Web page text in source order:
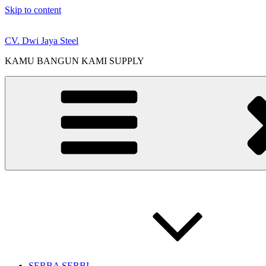
Skip to content
CV. Dwi Jaya Steel
KAMU BANGUN KAMI SUPPLY